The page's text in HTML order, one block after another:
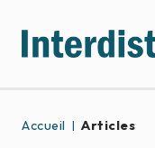
Accueil Articles